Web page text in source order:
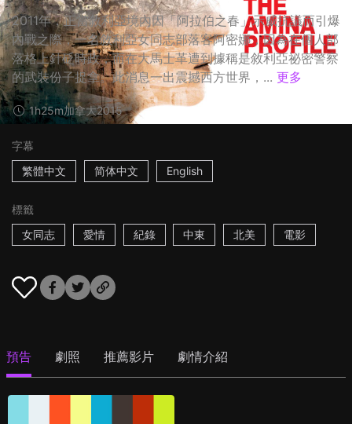
2011年，正當敘利亞境內因「阿拉伯之春」示威抗議而引爆
內戰之際，一名敘利亞女同志部落客阿密娜，因為在個人部
落格上針砭時政，而在大馬士革遭到據稱是敘利亞祕密警察
的武裝份子捉拿。此消息一出震撼西方世界，... 更多
1h25m加拿大2015
字幕
繁體中文
简体中文 English
標籤
女同志
愛情 紀錄 中東 北美 電影
預告 劇照 推薦影片 劇情介紹